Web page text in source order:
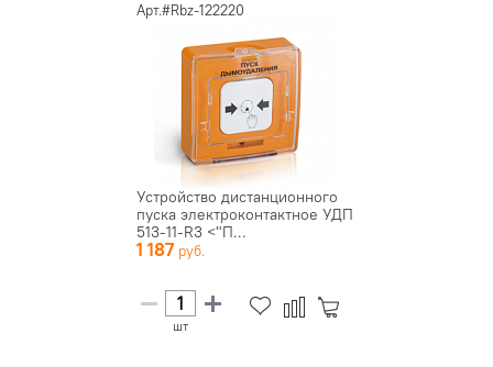
Арт.#Rbz-122220
Устройство дистанционного
пуска электроконтактное УДП
513-11-R3 <"П...
1 187
шт